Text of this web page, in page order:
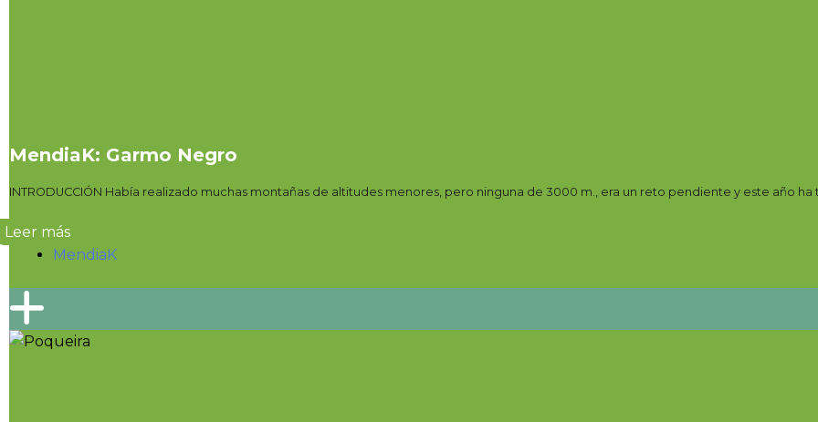
MendiaK: Garmo Negro
INTRODUCCIÓN Había realizado muchas montañas de altitudes menores, pero ninguna de 3000 m., era un reto pendiente y este año
Leer más
MendiaK